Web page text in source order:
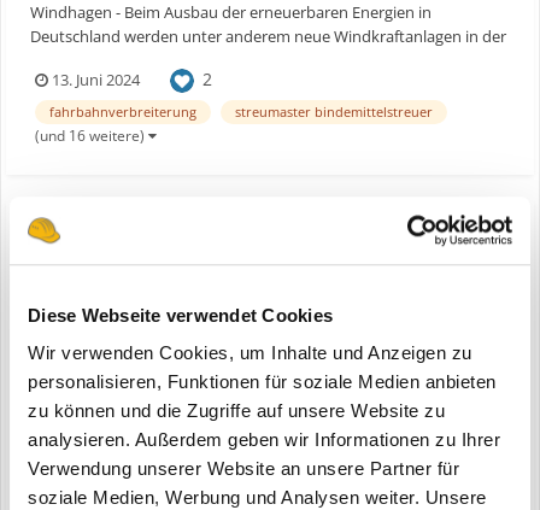
Diese Webseite verwendet Cookies
Wir verwenden Cookies, um Inhalte und Anzeigen zu
personalisieren, Funktionen für soziale Medien anbieten
zu können und die Zugriffe auf unsere Website zu
analysieren. Außerdem geben wir Informationen zu Ihrer
Verwendung unserer Website an unsere Partner für
soziale Medien, Werbung und Analysen weiter. Unsere
Windhagen - Beim Ausbau der erneuerbaren Energien in
Deutschland werden unter anderem neue Windkraftanlagen in der
erreichen und mit dem Bau einer neuen Anlage beginnen zu
können, wird ein gut ausgebautes Straßennetz benötigt. Bau...
13. Juni 2024 2
fahrbahnverbreiterung streumaster bindemittelstreuer
(und 16 weitere)
ein Thema erstellte Bauforum24 inNews aus der
Windhagen - Beim Ausbau der erneuerbaren Energien in
Deutschland werden unter anderem neue Windkraftanlagen in der
Schwäbischen Alb errichtet. Um die Standorte verkehrsseitig zu
erreichen und mit dem Bau einer neuen Anlage beginnen zu
können, wird ein gut ausgebautes Straßennetz benötigt. Bau...
13. Juni 2024
fahrbahnverbreiterung streumaster bindemittelstreuer
(und 16 weitere)